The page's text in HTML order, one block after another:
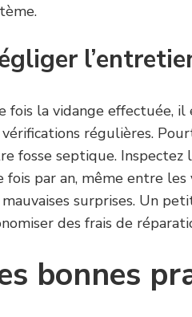
fois la vidange effectuée,
régulières.
fosse septique. Inspectez
fois par an, même entre
surprises. Un
des frais de
bonnes